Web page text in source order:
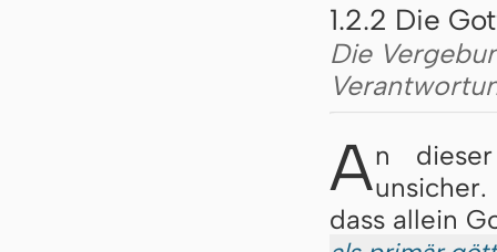
1.2.2 Die
Die
An
dass allein